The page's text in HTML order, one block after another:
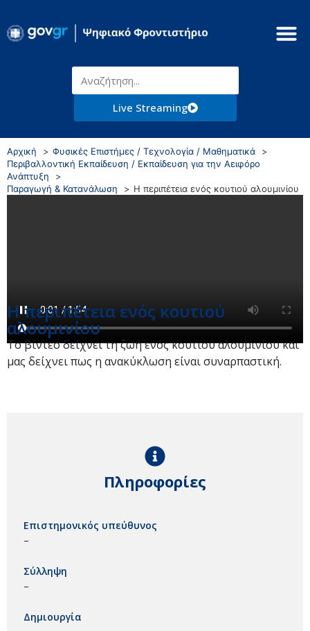
Live Streaming
Αρχική
Φυσικές Επιστήμες / Τεχνολογία / Μαθηματικά
Περιβαλλοντική Εκπαίδευση / Εκπαίδευση για την Αειφόρο
Ανάπτυξη
Παραγωγή & Κατανάλωση
Η περιπέτεια ενός κουτιού αλουμινίου
Η περιπέτεια ενός κουτιού
αλουμινίου
Το βίντεο δείχνει τη ζωή ενός κουτιού αλουμινίου και
μας δείχνει πως η ανακύκλωση είναι συναρπαστική.
Πληροφορίες
Επιστημονικός υπεύθυνος
–
Σύλληψη
–
Δημιουργία